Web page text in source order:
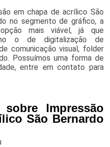
em chapa de acrílico São
no segmento de gráfico, a
mais viável, já que
o de digitalização de
comunicação visual, folder
Possuímos uma forma de
entre em contato para
Impressão
São Bernardo